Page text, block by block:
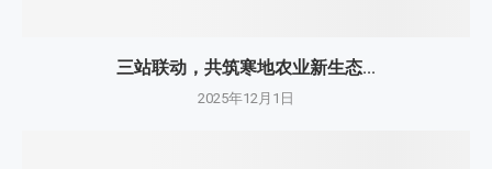
三站联动，共筑寒地农业新生态...
2025年12月1日